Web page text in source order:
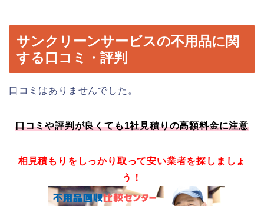
サンクリーンサービスの不用品に関
する口コミ・評判
口コミはありませんでした。
口コミや評判が良くても1社見積りの高額料金に注意
相見積もりをしっかり取って安い業者を探しましょ
う！